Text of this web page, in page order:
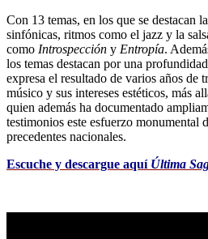
Con 13 temas, en los que se destacan
sinfónicas, ritmos como el jazz y la
como Introspección y Entropía.
los temas destacan por una
expresa el resultado de varios años de
músico y sus intereses estéticos, más
quien además ha documentado
testimonios este esfuerzo monumental
precedentes nacionales.
Escuche y descargue aquí Última